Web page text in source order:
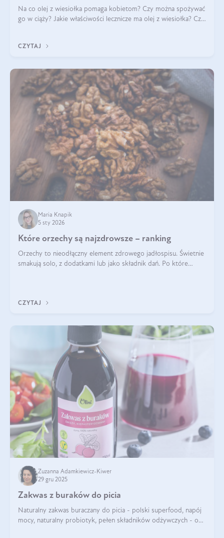
Na co olej z wiesiołka pomaga kobietom? Czy można spożywać
go w ciąży? Jakie właściwości lecznicze ma olej z wiesiołka? Czy
CZYTAJ
Maria Knapik
5 sty 2026
Które orzechy są najzdrowsze – ranking
Orzechy to nieodłączny element zdrowego jadłospisu. Świetnie
smakują solo, z dodatkami lub jako składnik dań. Po które
CZYTAJ
Zuzanna Adamkiewicz-Kiwer
29 gru 2025
Zakwas z buraków do picia
Naturalny zakwas buraczany do picia - polski superfood, napój
mocy, naturalny probiotyk, pełen składników odżywczych - o